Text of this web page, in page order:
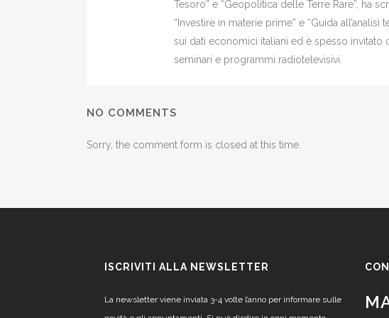
Tesoro” e “Geopolitica delle Terre Rare”, ha
“Investire in materie prime” e “Guida
sui dati economici italiani ed è spesso
seminari e programmi radiotelevisivi.
NO COMMENTS
Sorry, the comment form is closed at this time.
ISCRIVITI ALLA NEWSLETTER
La newsletter viene inviata 3-4 volte l’anno per informare sulle